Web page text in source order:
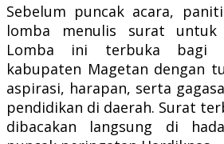
Sebelum puncak acara,
lomba menulis surat untuk
Lomba ini terbuka bagi
kabupaten Magetan dengan
aspirasi, harapan, serta
pendidikan di daerah. Surat
dibacakan langsung di